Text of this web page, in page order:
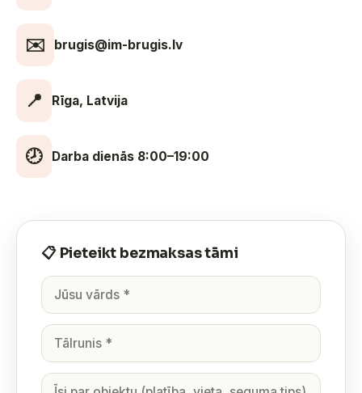
✉️ brugis@im-brugis.lv
📍 Rīga, Latvija
🕗 Darba dienās 8:00–19:00
📋 Pieteikt bezmaksas tāmi